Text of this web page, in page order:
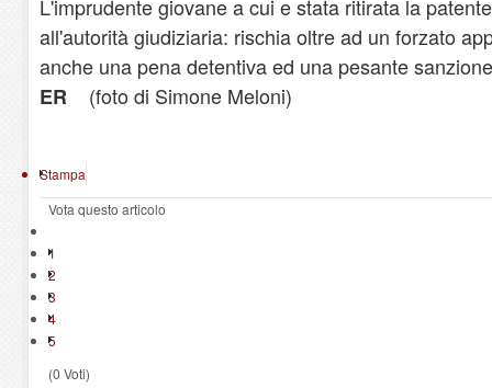
L'imprudente giovane a cui e stata ritirata la
all'autorità giudiziaria: rischia oltre ad un forzato
anche una pena detentiva ed una pesante
ER (foto di Simone Meloni)
Stampa
Vota questo articolo
1
2
3
4
5
(0 Voti)